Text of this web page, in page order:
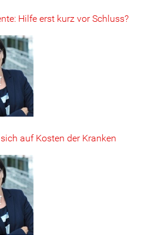
Hilfe erst kurz vor Schluss?
auf Kosten der Kranken